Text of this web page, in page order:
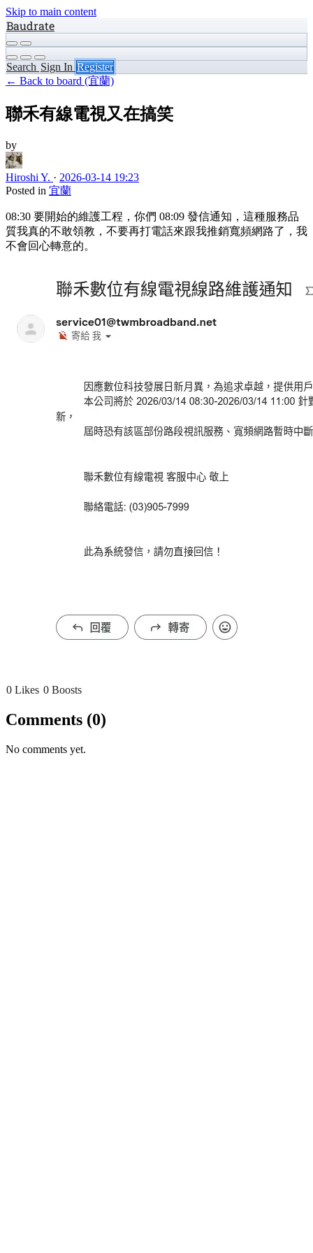
Skip to main content
Baudrate
Search Sign In Register
← Back to board (宜蘭)
聯禾有線電視又在搞笑
by
Hiroshi Y. · 2026-03-14 19:23
Posted in 宜蘭
08:30 要開始的維護工程，你們 08:09 發信通知，這種服務品
質我真的不敢領教，不要再打電話來跟我推銷寬頻網路了，我
不會回心轉意的。
0 Likes 0 Boosts
Comments (0)
No comments yet.